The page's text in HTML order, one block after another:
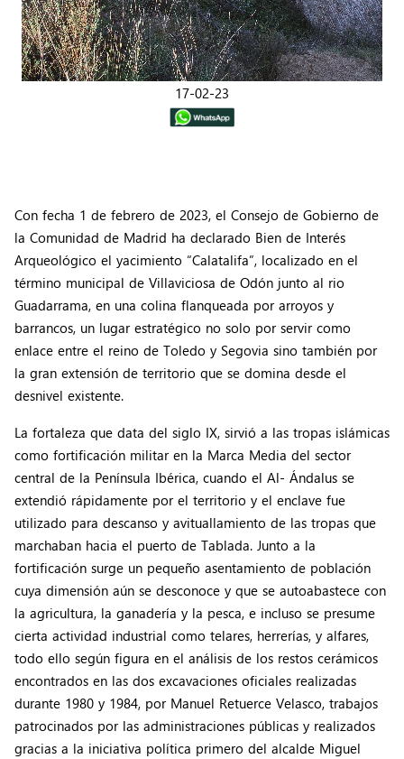
17-02-23
Con fecha 1 de febrero de 2023, el Consejo de Gobierno de
la Comunidad de Madrid ha declarado Bien de Interés
Arqueológico el yacimiento “Calatalifa”, localizado en el
término municipal de Villaviciosa de Odón junto al rio
Guadarrama, en una colina flanqueada por arroyos y
barrancos, un lugar estratégico no solo por servir como
enlace entre el reino de Toledo y Segovia sino también por
la gran extensión de territorio que se domina desde el
desnivel existente.
La fortaleza que data del siglo IX, sirvió a las tropas islámicas
como fortificación militar en la Marca Media del sector
central de la Península Ibérica, cuando el Al- Ándalus se
extendió rápidamente por el territorio y el enclave fue
utilizado para descanso y avituallamiento de las tropas que
marchaban hacia el puerto de Tablada. Junto a la
fortificación surge un pequeño asentamiento de población
cuya dimensión aún se desconoce y que se autoabastece con
la agricultura, la ganadería y la pesca, e incluso se presume
cierta actividad industrial como telares, herrerías, y alfares,
todo ello según figura en el análisis de los restos cerámicos
encontrados en las dos excavaciones oficiales realizadas
durante 1980 y 1984, por Manuel Retuerce Velasco, trabajos
patrocinados por las administraciones públicas y realizados
gracias a la iniciativa política primero del alcalde Miguel